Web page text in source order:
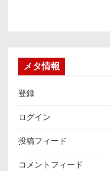
メタ情報
登録
ログイン
投稿フィード
コメントフィード